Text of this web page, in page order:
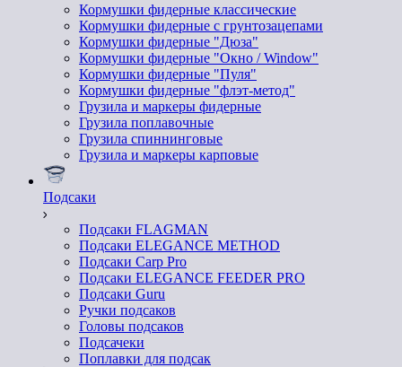
Кормушки фидерные классические
Кормушки фидерные с грунтозацепами
Кормушки фидерные "Дюза"
Кормушки фидерные "Окно / Window"
Кормушки фидерные "Пуля"
Кормушки фидерные "флэт-метод"
Грузила и маркеры фидерные
Грузила поплавочные
Грузила спиннинговые
Грузила и маркеры карповые
Подсаки
Подсаки FLAGMAN
Подсаки ELEGANCE METHOD
Подсаки Carp Pro
Подсаки ELEGANCE FEEDER PRO
Подсаки Guru
Ручки подсаков
Головы подсаков
Подсачеки
Поплавки для подсак